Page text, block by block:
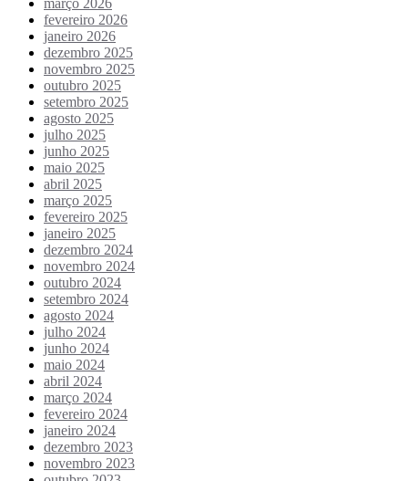
fevereiro 2026
janeiro 2026
dezembro 2025
novembro 2025
outubro 2025
setembro 2025
agosto 2025
julho 2025
junho 2025
maio 2025
abril 2025
março 2025
fevereiro 2025
janeiro 2025
dezembro 2024
novembro 2024
outubro 2024
setembro 2024
agosto 2024
julho 2024
junho 2024
maio 2024
abril 2024
março 2024
fevereiro 2024
janeiro 2024
dezembro 2023
novembro 2023